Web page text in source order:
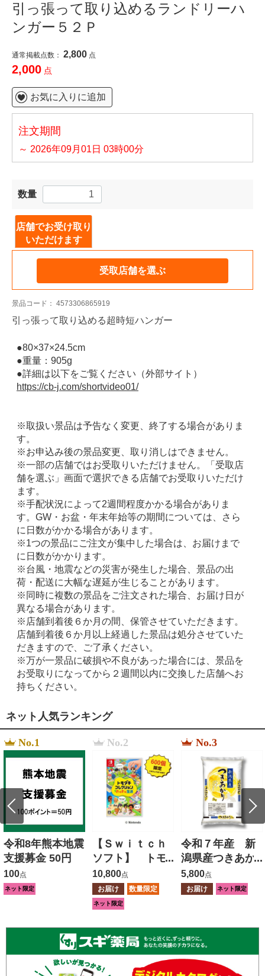
引っ張って取り込めるランドリーハ
ンガー５２Ｐ
通常掲載点数： 2,800 点
2,000 点
お気に入りに追加
注文期間
～ 2026年09月01日 03時00分
数量
店舗でお受け取り
いただけます
受取店舗を選ぶ
景品コード： 4573306865919
引っ張って取り込める超時短ハンガー
●80×37×24.5cm
●重量：905g
●詳細は以下をご覧ください（外部サイト）
https://cb-j.com/shortvideo01/
※取扱い景品は予告なく変更、終了する場合がありま
す。
※お申込み後の景品変更、取り消しはできません。
※一部の店舗ではお受取りいただけません。「受取店
舗を選ぶ」画面で選択できる店舗でお受取りいただけ
ます。
※手配状況によって2週間程度かかる場合がありま
す。GW・お盆・年末年始等の期間については、さら
に日数がかかる場合があります。
※1つの景品にご注文が集中した場合は、お届けまで
に日数がかかります。
※台風・地震などの災害が発生した場合、景品の出
荷・配送に大幅な遅延が生じることがあります。
※同時に複数の景品をご注文された場合、お届け日が
異なる場合があります。
※店舗到着後６か月の間、保管させていただきます。
店舗到着後６か月以上経過した景品は処分させていた
だきますので、ご了承ください。
※万が一景品に破損や不良があった場合には、景品を
お受取りになってから２週間以内に交換した店舗へお
持ちください。
ネット人気ランキング
No.1
令和8年熊本地震
支援募金 50円
100点
ネット限定
No.2
【Ｓｗｉｔｃｈ
ソフト】 トモ
ダチコレクショ
ン わくわく生
活
10,800点
お届け
数量限定
ネット限定
No.3
令和７年産 新
潟県産つきあか
り ５ｋｇ
5,800点
お届け
ネット限定